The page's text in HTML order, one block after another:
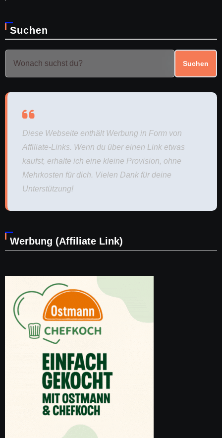
Suchen
Suchen
Diese Webseite enthält Werbung in Form von
Affiliate-Links. Wenn du über einen Link etwas
kaufst, erhalte ich eine kleine Provision, ohne
Mehrkosten für dich. Vielen Dank für deine
Unterstützung!
Werbung (Affiliate Link)